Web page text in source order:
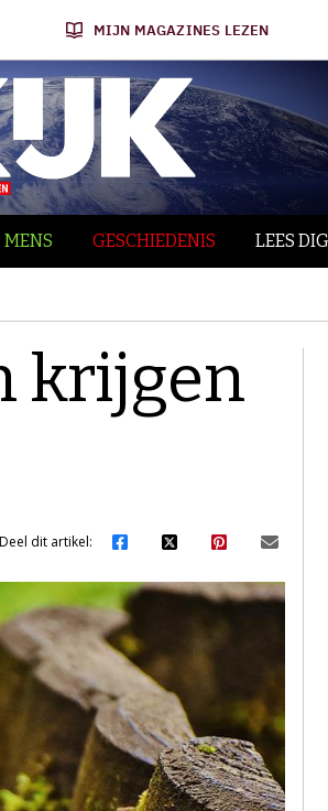
MIJN MAGAZINES LEZEN
MENS GESCHIEDENIS LEES
krijgen
Deel dit artikel: